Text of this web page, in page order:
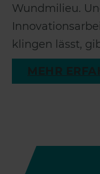
Wundmilieu.
klingen lässt,